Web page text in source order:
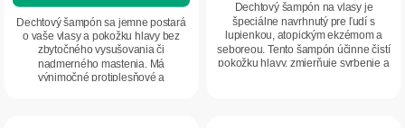
Dechtový šampón sa jemne postará
o vaše vlasy a pokožku hlavy bez
zbytočného vysušovania či
nadmerného mastenia. Má
výnimočné protiplesňové a
hviezdičiek.
Dechtový šampón na vlasy je
špeciálne navrhnutý pre ľudí s
lupienkou, atopickým ekzémom a
seboreou. Tento šampón účinne čistí
pokožku hlavy, zmierňuje svrbenie a